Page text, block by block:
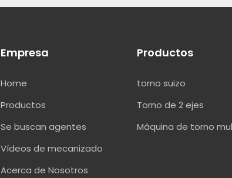
Empresa
Home
Productos
Se buscan agentes
Vídeos de mecanizado
Acerca de Nosotros
Productos
torno suizo
Torno de 2 ejes
Máquina de torno